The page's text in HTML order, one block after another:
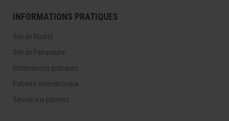
INFORMATIONS PRATIQUES
Site de Madrid
Site de Pampelune
Informations pratiques
Patients internationaux
Service aux patients